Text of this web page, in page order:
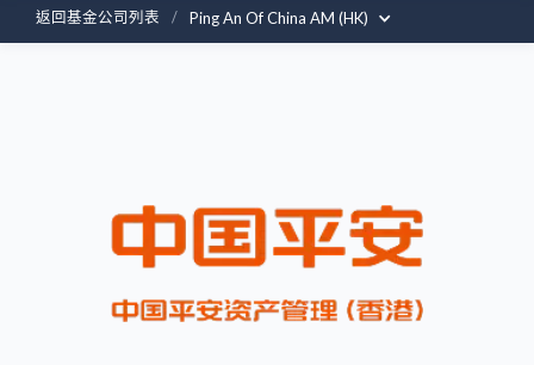
返回基金公司列表 / Ping An Of China AM (HK)